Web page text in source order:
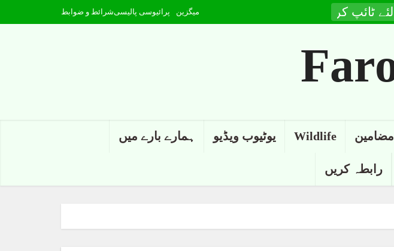
میگزین پرائیوسی پالیسیشرائط و ضوابط
مضامین Wildlife یوٹیوب ویڈیو ہمارے بارے میں
رابطہ کریں